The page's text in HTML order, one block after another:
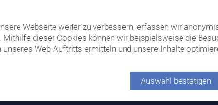
Webseite weiter zu verbessern, erfassen wir
Mithilfe dieser Cookies können wir beispielsweise die
Web-Auftritts ermitteln und unsere Inhalte
Auswahl bestätigen
Hiermit akzeptiere ich die
Ja, ich akzeptiere